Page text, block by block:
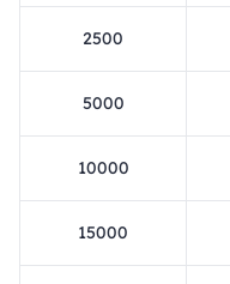
2500
5000
10000
15000